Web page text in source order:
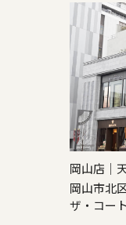
岡山店｜
岡山市北
ザ・コー